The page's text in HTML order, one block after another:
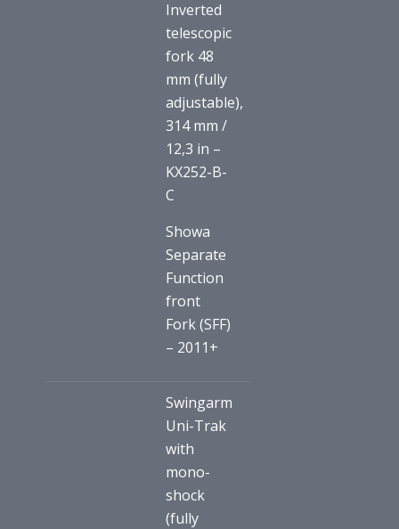
Inverted
telescopic
fork 48
mm (fully
adjustable),
314 mm /
12,3 in –
KX252-B-
C
Showa
Separate
Function
front
Fork (SFF)
– 2011+
Swingarm
Uni-Trak
with
mono-
shock
(fully